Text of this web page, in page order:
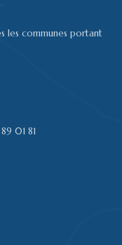
les communes portant
01 81